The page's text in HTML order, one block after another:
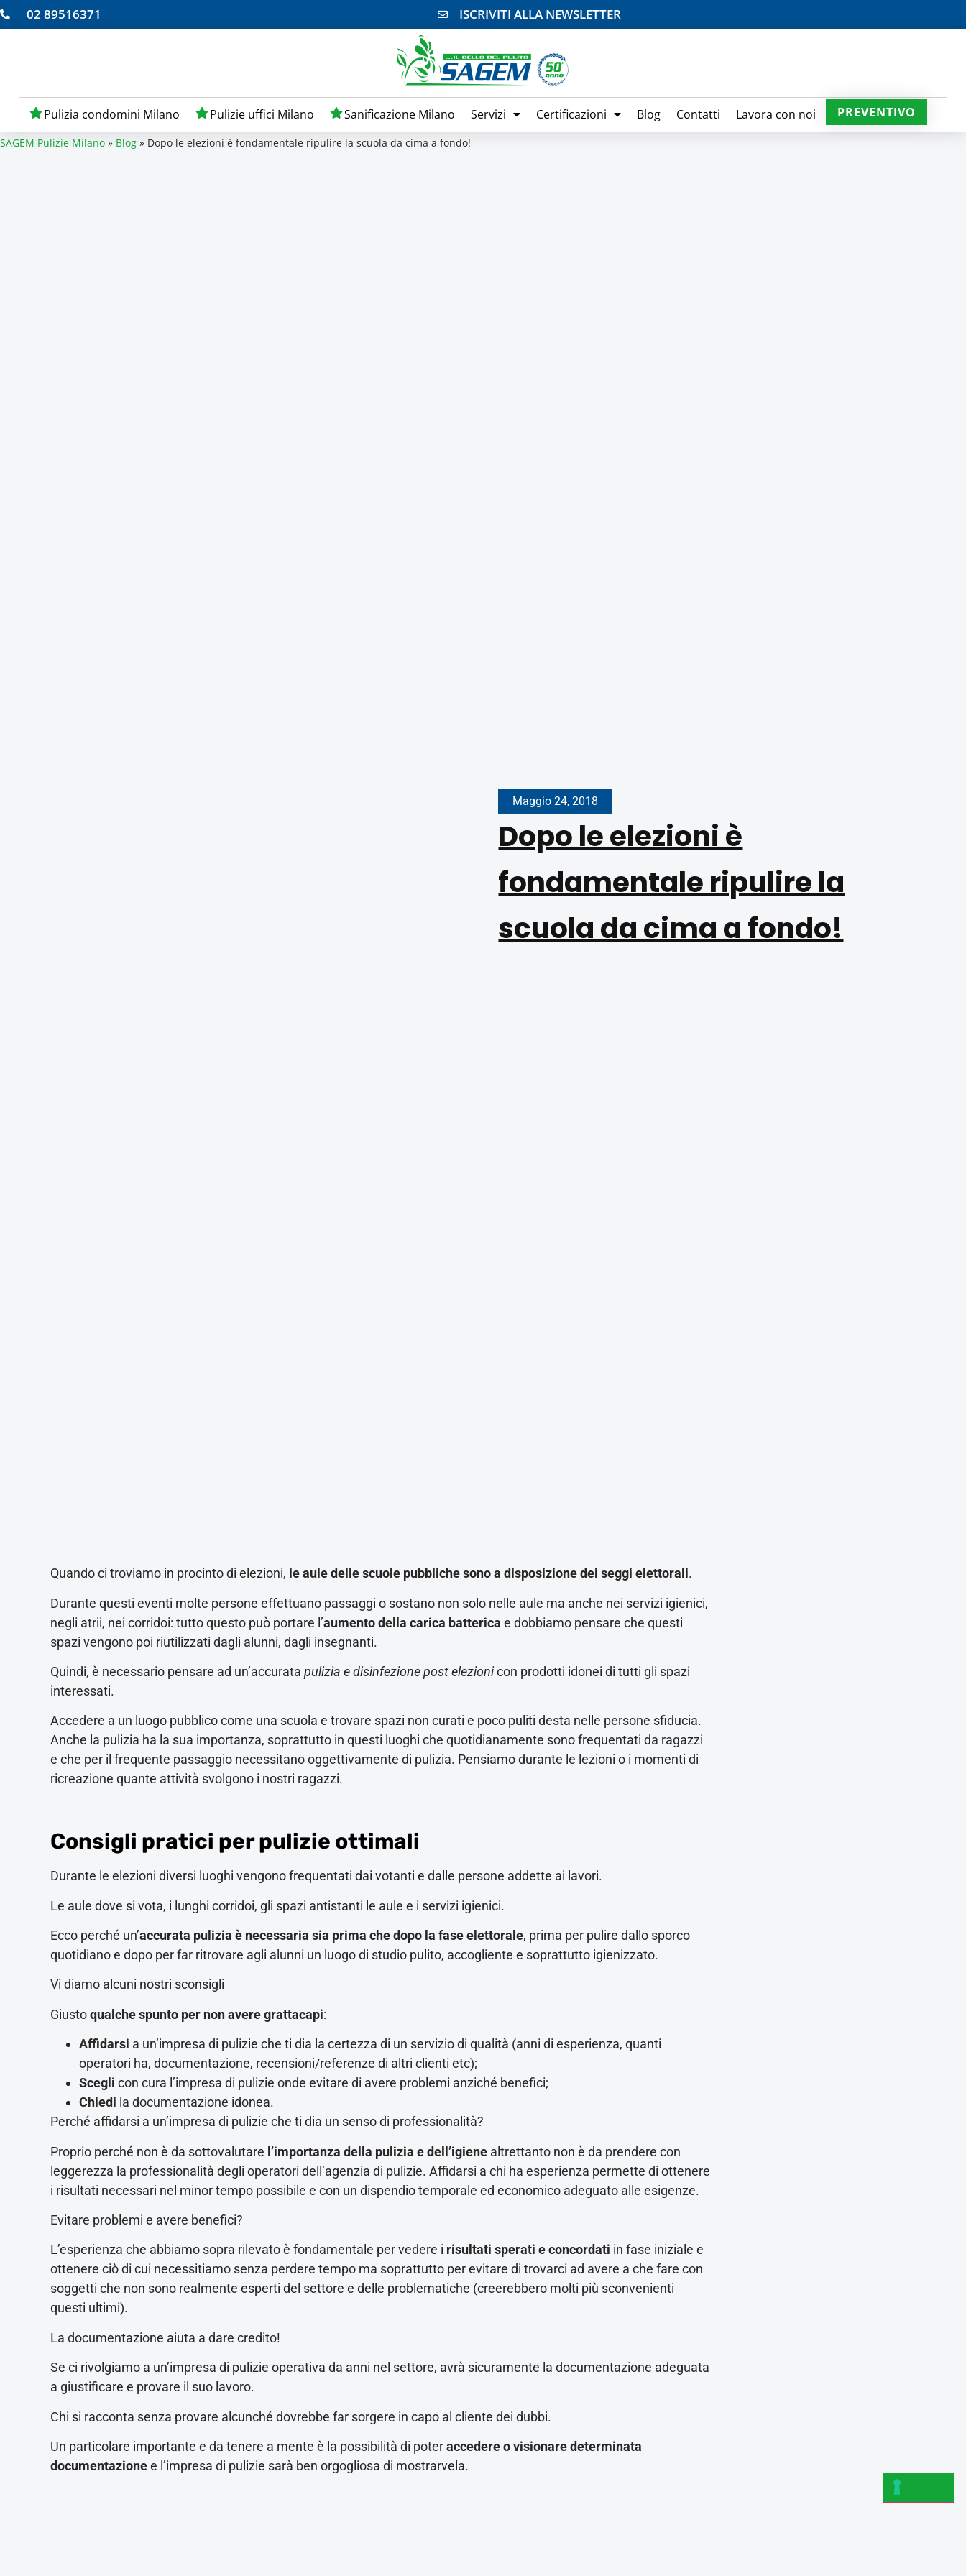
02 89516371 ISCRIVITI ALLA NEWSLETTER
Pulizia condomini Milano Pulizie uffici Milano Sanificazione Milano Servizi Certificazioni Blog Contatti Lavora con noi PREVENTIVO
SAGEM Pulizie Milano » Blog » Dopo le elezioni è fondamentale ripulire la scuola da cima a fondo!
Maggio 24, 2018
Dopo le elezioni è
fondamentale ripulire la
scuola da cima a fondo!
Quando ci troviamo in procinto di elezioni, le aule delle scuole pubbliche sono a disposizione dei seggi elettorali.
Durante questi eventi molte persone effettuano passaggi o sostano non solo nelle aule ma anche nei servizi igienici,
negli atrii, nei corridoi: tutto questo può portare l’aumento della carica batterica e dobbiamo pensare che questi
spazi vengono poi riutilizzati dagli alunni, dagli insegnanti.
Quindi, è necessario pensare ad un’accurata pulizia e disinfezione post elezionicon prodotti idonei di tutti gli spazi
interessati.
Accedere a un luogo pubblico come una scuola e trovare spazi non curati e poco puliti desta nelle persone sfiducia.
Anche la pulizia ha la sua importanza, soprattutto in questi luoghi che quotidianamente sono frequentati da ragazzi
e che per il frequente passaggio necessitano oggettivamente di pulizia. Pensiamo durante le lezioni o i momenti di
ricreazione quante attività svolgono i nostri ragazzi.
Consigli pratici per pulizie ottimali
Durante le elezioni diversi luoghi vengono frequentati dai votanti e dalle persone addette ai lavori.
Le aule dove si vota, i lunghi corridoi, gli spazi antistanti le aule e i servizi igienici.
Ecco perché un’accurata pulizia è necessaria sia prima che dopo la fase elettorale, prima per pulire dallo sporco
quotidiano e dopo per far ritrovare agli alunni un luogo di studio pulito, accogliente e soprattutto igienizzato.
Vi diamo alcuni nostri sconsigli
Giustoqualche spunto per non avere grattacapi:
Affidarsi a un’impresa di pulizie che ti dia la certezza di un servizio di qualità (anni di esperienza, quanti
operatori ha, documentazione, recensioni/referenze di altri clienti etc);
Scegli con cura l’impresa di pulizie onde evitare di avere problemi anziché benefici;
Chiedi la documentazione idonea.
Perché affidarsi a un’impresa di pulizie che ti dia un senso di professionalità?
Proprio perché non è da sottovalutare l’importanza della pulizia e dell’igienealtrettanto non è da prendere con
leggerezza la professionalità degli operatori dell’agenzia di pulizie. Affidarsi a chi ha esperienza permette di ottenere
i risultati necessari nel minor tempo possibile e con un dispendio temporale ed economico adeguato alle esigenze.
Evitare problemi e avere benefici?
L’esperienza che abbiamo sopra rilevato è fondamentale per vedere i risultati sperati e concordati in fase iniziale e
ottenere ciò di cui necessitiamo senza perdere tempo ma soprattutto per evitare di trovarci ad avere a che fare con
soggetti che non sono realmente esperti del settore e delle problematiche (creerebbero molti più sconvenienti
questi ultimi).
La documentazione aiuta a dare credito!
Se ci rivolgiamo a un’impresa di pulizie operativa da anni nel settore, avrà sicuramente la documentazione adeguata
a giustificare e provare il suo lavoro.
Chi si racconta senza provare alcunché dovrebbe far sorgere in capo al cliente dei dubbi.
Un particolare importante e da tenere a mente è la possibilità di poteraccedere o visionare determinata
documentazionee l’impresa di pulizie sarà ben orgogliosa di mostrarvela.